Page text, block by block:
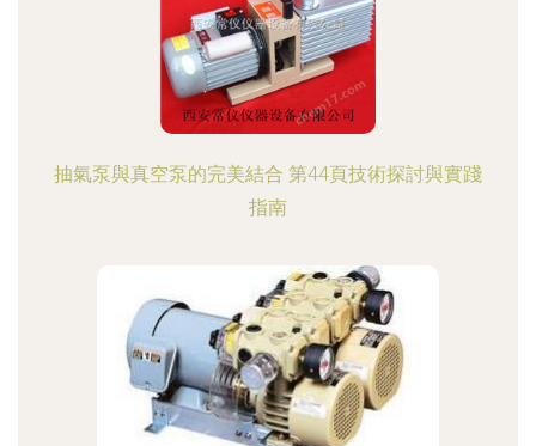
抽氣泵與真空泵的完美結合 第44頁技術探討與實踐
指南